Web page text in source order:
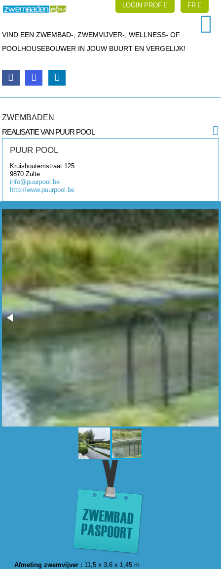
LOGIN PROF FR
VIND EEN ZWEMBAD-, ZWEMVIJVER-, WELLNESS- OF
POOLHOUSEBOUWER IN JOUW BUURT EN VERGELIJK!
ZWEMBADEN
REALISATIE VAN PUUR POOL
PUUR POOL
Kruishoutemstraat 125
9870 Zulte
info@puurpool.be
http://www.puurpool.be
Afmeting zwemvijver : 11,5 x 3,6 x 1,45 m